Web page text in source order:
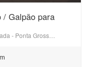
/ Galpão para